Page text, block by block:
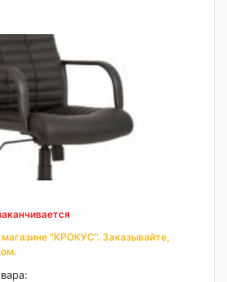
"КРОКУС". Заказывайте,